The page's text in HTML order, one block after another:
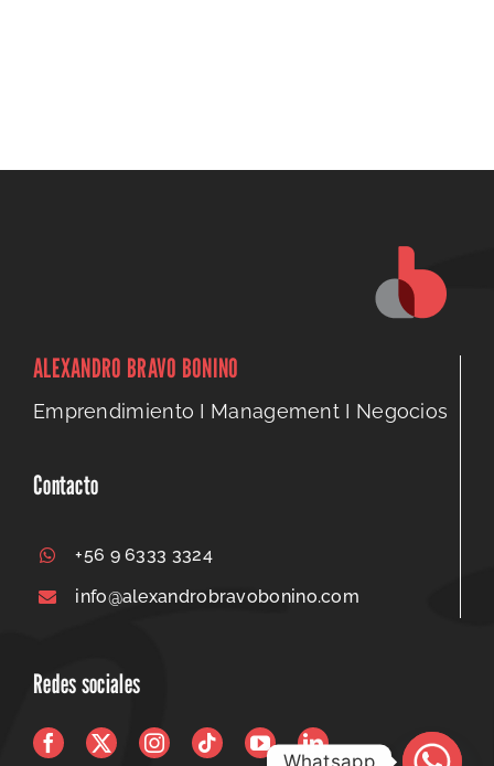
ALEXANDRO BRAVO BONINO
Emprendimiento I Management I Negocios
Contacto
+56 9 6333 3324
info@alexandrobravobonino.com
Redes sociales
Whatsapp